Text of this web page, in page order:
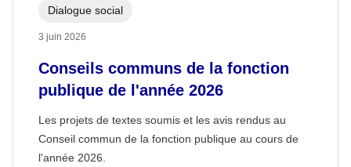
Conseils communs de la fonction
publique de l'année 2026
Les projets de textes soumis et les avis rendus au
Conseil commun de la fonction publique au cours de
l'année 2026.
Dialogue social
3 juin 2026